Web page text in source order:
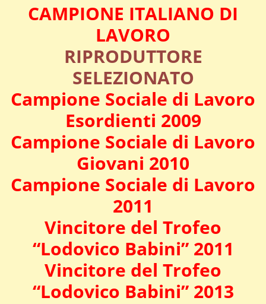
CAMPIONE ITALIANO DI
LAVORO
RIPRODUTTORE
SELEZIONATO
Campione Sociale di Lavoro
Esordienti 2009
Campione Sociale di Lavoro
Giovani 2010
Campione Sociale di Lavoro
2011
Vincitore del Trofeo
“Lodovico Babini” 2011
Vincitore del Trofeo
“Lodovico Babini” 2013